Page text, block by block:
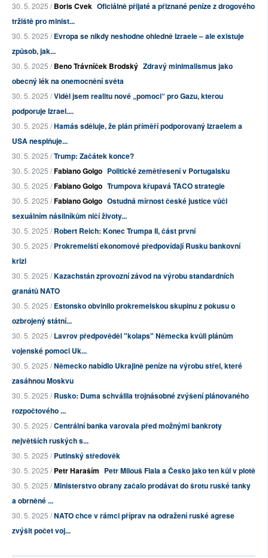
30. 5. 2025 /Boris Cvek Oficiálně přijaté a přiznané peníze z drogového
tržiště pro minist...
30. 5. 2025 /Evropa se nikdy neshodne ohledně Izraele – ale existuje
způsob, jak...
30. 5. 2025 /Beno Trávníček Brodský Zdravý minimalismus jako
obecný lék na onemocnění světa
30. 5. 2025 /Viděl jsem realitu nové „pomoci“ pro Gazu, kterou
podporuje Izrael....
30. 5. 2025 /Hamás sděluje, že plán příměří podporovaný Izraelem a
USA nesplňuje...
30. 5. 2025 /Trump: Začátek konce?
30. 5. 2025 /Fabiano Golgo Politické zemětřesení v Portugalsku
30. 5. 2025 /Fabiano Golgo Trumpova křupavá TACO strategie
30. 5. 2025 /Fabiano Golgo Ostudná mírnost české justice vůči
sexuálním násilníkům ničí životy...
30. 5. 2025 /Robert Reich: Konec Trumpa II, část první
30. 5. 2025 /Prokremelští ekonomové předpovídají Rusku bankovní
krizi
30. 5. 2025 /Kazachstán zprovozní závod na výrobu standardních
granátů NATO
30. 5. 2025 /Estonsko obvinilo prokremelskou skupinu z pokusu o
ozbrojený státní...
30. 5. 2025 /Lavrov předpověděl "kolaps" Německa kvůli plánům
vojenské pomoci Uk...
30. 5. 2025 /Německo nabídlo Ukrajině peníze na výrobu střel, které
zasáhnou Moskvu
30. 5. 2025 /Rusko: Duma schválila trojnásobné zvýšení plánovaného
rozpočtového ...
30. 5. 2025 /Centrální banka varovala před možnými bankroty
největších ruských s...
30. 5. 2025 /Putinský středověk
30. 5. 2025 /Petr Haraším Petr Milouš Fiala a Česko jako ten kůl v plotě
30. 5. 2025 /Ministerstvo obrany začalo prodávat do šrotu ruské tanky
a obrněné ...
30. 5. 2025 /NATO chce v rámci příprav na odražení ruské agrese
zvýšit počet voj...